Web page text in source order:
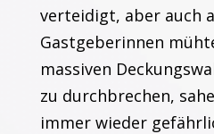
verteidigt, aber auch
Gastgeberinnen
massiven
zu durchbrechen,
immer wieder